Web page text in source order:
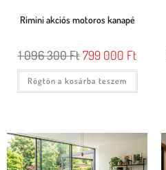
Rimini akciós motoros kanapé
1 096 300Ft 799 000 Ft
Rögtön a kosárba teszem